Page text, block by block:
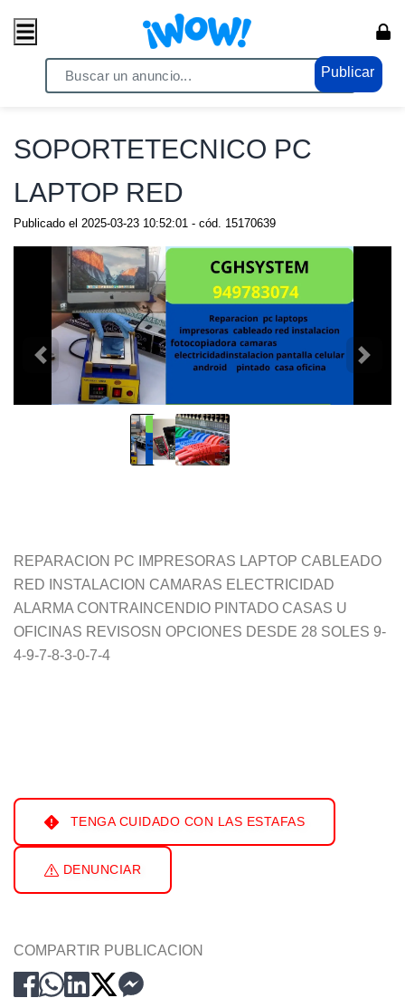
Publicar
/ Servicios / Sistemas
SOPORTETECNICO PC
LAPTOP RED
Publicado el 2025-03-23 10:52:01 - cód. 15170639
REPARACION PC IMPRESORAS LAPTOP CABLEADO
RED INSTALACION CAMARAS ELECTRICIDAD
ALARMA CONTRAINCENDIO PINTADO CASAS U
OFICINAS REVISOSN OPCIONES DESDE 28 SOLES 9-
4-9-7-8-3-0-7-4
TENGA CUIDADO CON LAS ESTAFAS
DENUNCIAR
COMPARTIR PUBLICACION